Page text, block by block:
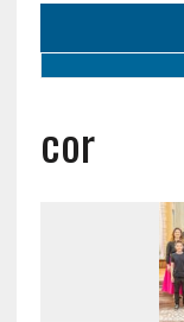
cor